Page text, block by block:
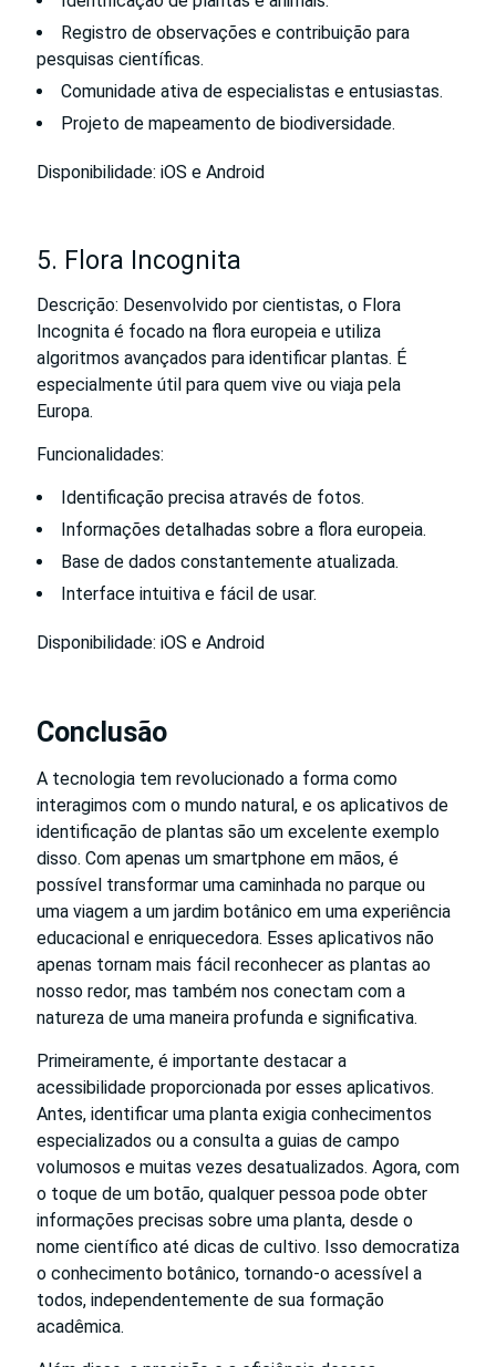
Registro de observações e contribuição para
pesquisas científicas.
Comunidade ativa de especialistas e entusiastas.
Projeto de mapeamento de biodiversidade.
Disponibilidade: iOS e Android
5. Flora Incognita
Descrição: Desenvolvido por cientistas, o Flora
Incognita é focado na flora europeia e utiliza
algoritmos avançados para identificar plantas. É
especialmente útil para quem vive ou viaja pela
Europa.
Funcionalidades:
Identificação precisa através de fotos.
Informações detalhadas sobre a flora europeia.
Base de dados constantemente atualizada.
Interface intuitiva e fácil de usar.
Disponibilidade: iOS e Android
Conclusão
A tecnologia tem revolucionado a forma como
interagimos com o mundo natural, e os aplicativos de
identificação de plantas são um excelente exemplo
disso. Com apenas um smartphone em mãos, é
possível transformar uma caminhada no parque ou
uma viagem a um jardim botânico em uma experiência
educacional e enriquecedora. Esses aplicativos não
apenas tornam mais fácil reconhecer as plantas ao
nosso redor, mas também nos conectam com a
natureza de uma maneira profunda e significativa.
Primeiramente, é importante destacar a
acessibilidade proporcionada por esses aplicativos.
Antes, identificar uma planta exigia conhecimentos
especializados ou a consulta a guias de campo
volumosos e muitas vezes desatualizados. Agora, com
o toque de um botão, qualquer pessoa pode obter
informações precisas sobre uma planta, desde o
nome científico até dicas de cultivo. Isso democratiza
o conhecimento botânico, tornando-o acessível a
todos, independentemente de sua formação
acadêmica.